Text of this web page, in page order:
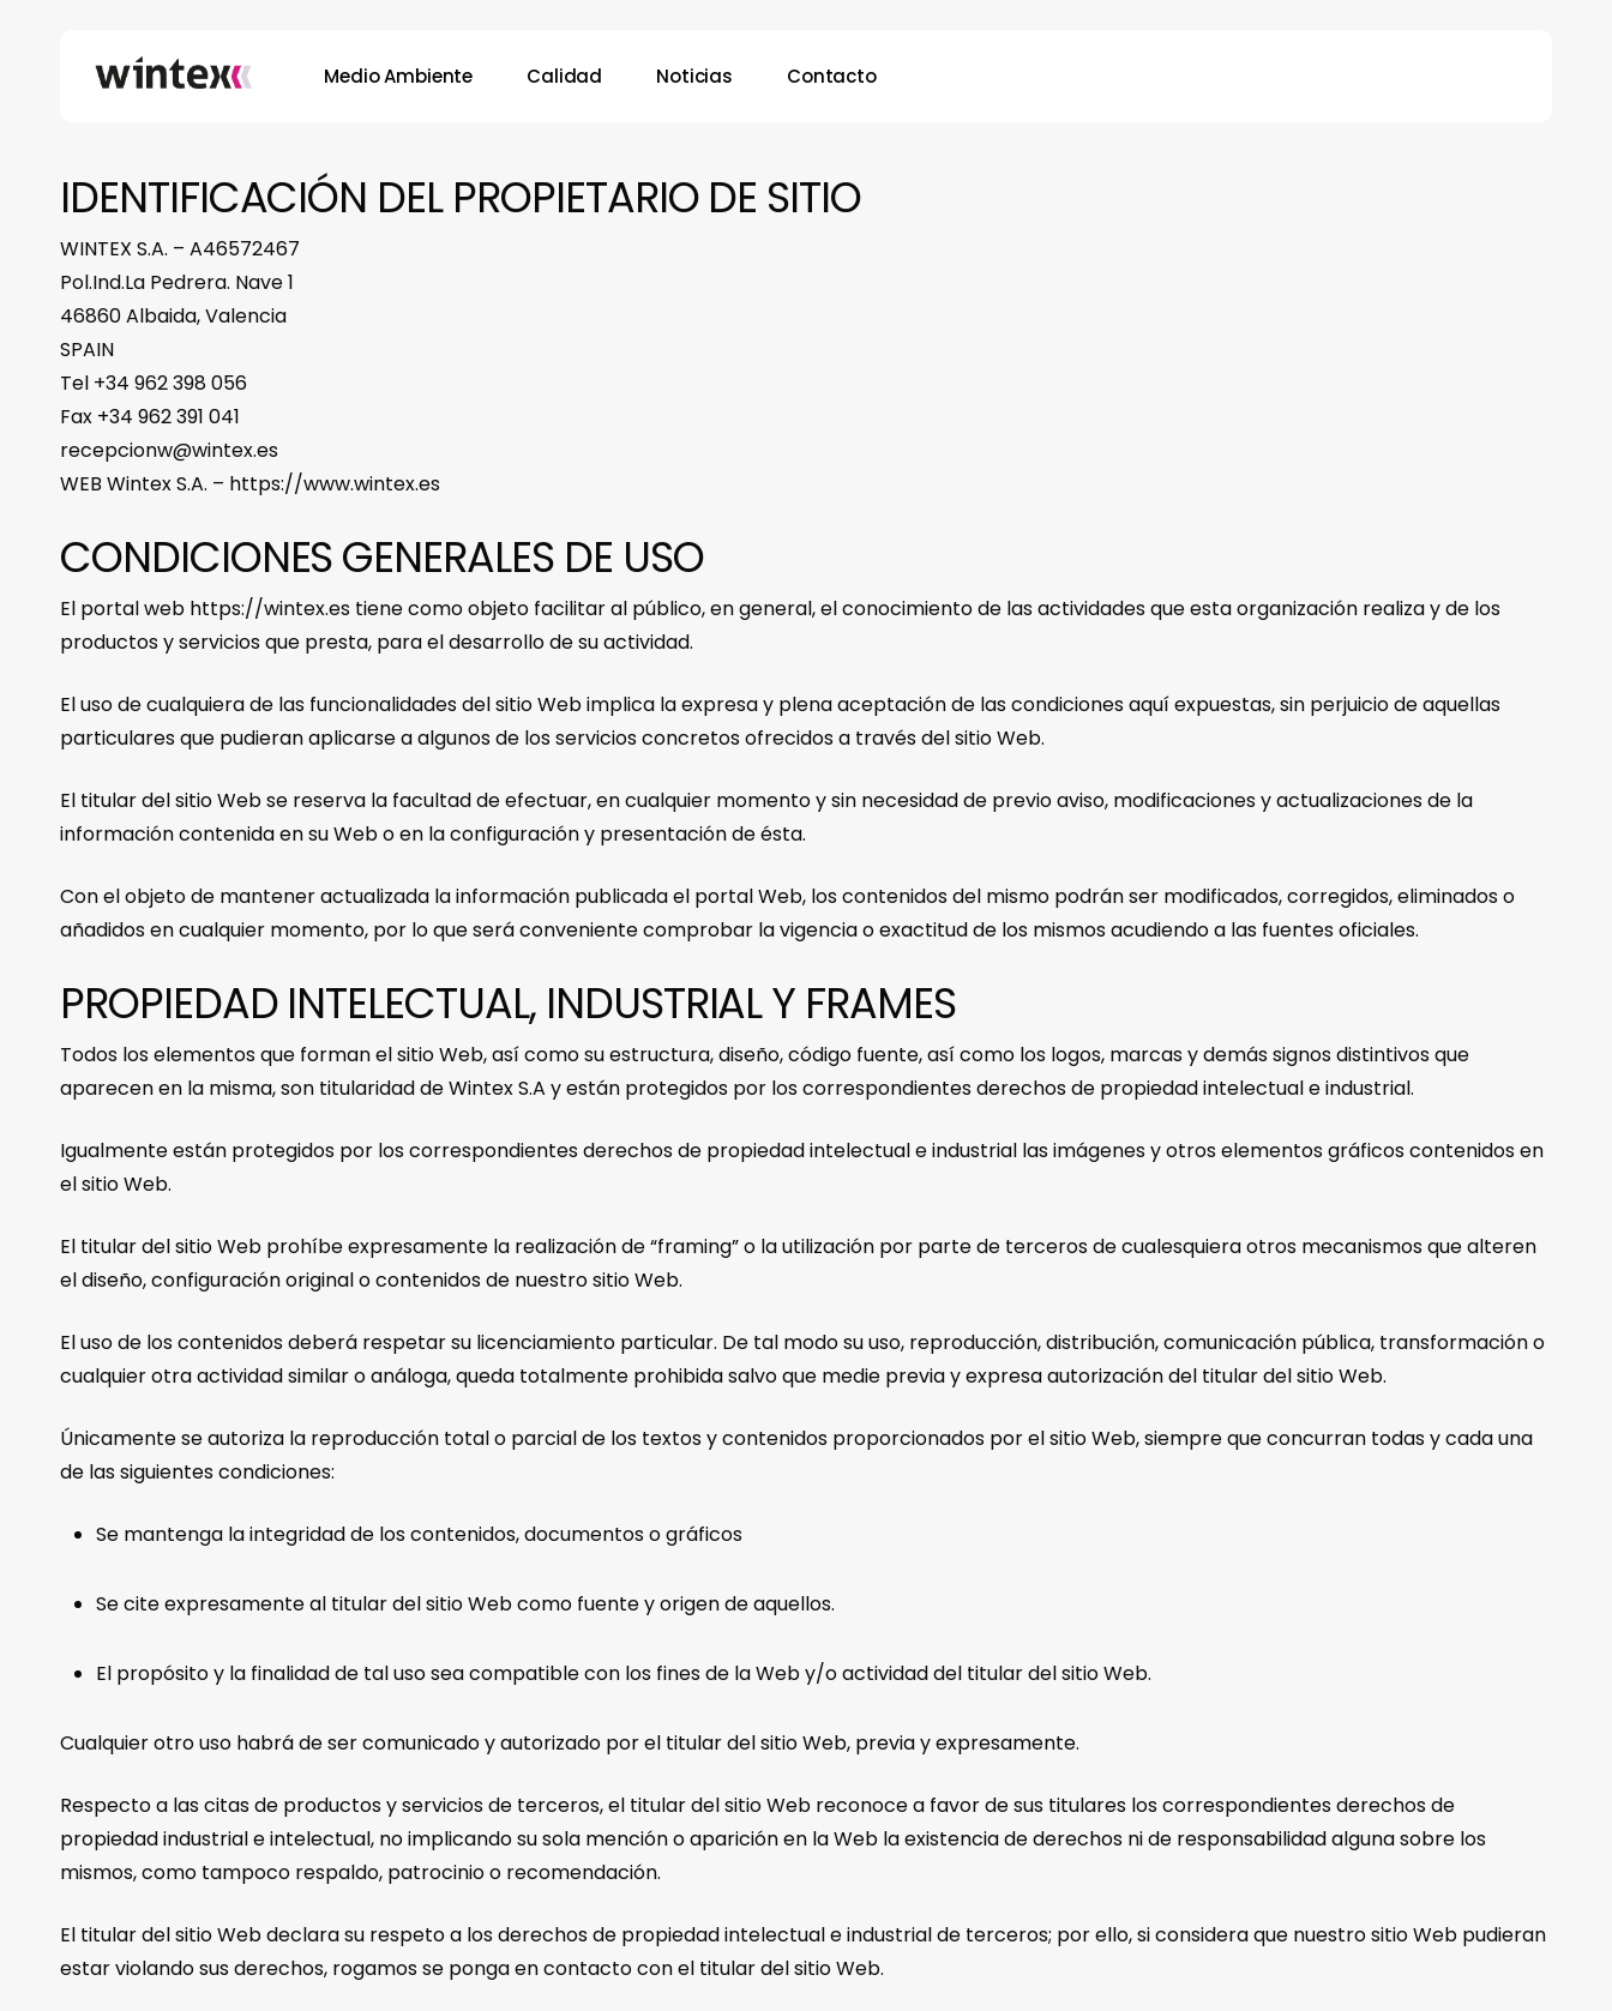
Medio Ambiente Calidad Noticias Contacto
IDENTIFICACIÓN DEL PROPIETARIO DE SITIO
WINTEX S.A. – A46572467
Pol.Ind.La Pedrera. Nave 1
46860 Albaida, Valencia
SPAIN
Tel +34 962 398 056
Fax +34 962 391 041
recepcionw@wintex.es
WEB Wintex S.A. – https://www.wintex.es
CONDICIONES GENERALES DE USO
El portal web https://wintex.es tiene como objeto facilitar al público, en general, el conocimiento de las actividades que esta organización realiza y de los
productos y servicios que presta, para el desarrollo de su actividad.
El uso de cualquiera de las funcionalidades del sitio Web implica la expresa y plena aceptación de las condiciones aquí expuestas, sin perjuicio de aquellas
particulares que pudieran aplicarse a algunos de los servicios concretos ofrecidos a través del sitio Web.
El titular del sitio Web se reserva la facultad de efectuar, en cualquier momento y sin necesidad de previo aviso, modificaciones y actualizaciones de la
información contenida en su Web o en la configuración y presentación de ésta.
Con el objeto de mantener actualizada la información publicada el portal Web, los contenidos del mismo podrán ser modificados, corregidos, eliminados o
añadidos en cualquier momento, por lo que será conveniente comprobar la vigencia o exactitud de los mismos acudiendo a las fuentes oficiales.
PROPIEDAD INTELECTUAL, INDUSTRIAL Y FRAMES
Todos los elementos que forman el sitio Web, así como su estructura, diseño, código fuente, así como los logos, marcas y demás signos distintivos que
aparecen en la misma, son titularidad de Wintex S.A y están protegidos por los correspondientes derechos de propiedad intelectual e industrial.
Igualmente están protegidos por los correspondientes derechos de propiedad intelectual e industrial las imágenes y otros elementos gráficos contenidos en
el sitio Web.
El titular del sitio Web prohíbe expresamente la realización de “framing” o la utilización por parte de terceros de cualesquiera otros mecanismos que alteren
el diseño, configuración original o contenidos de nuestro sitio Web.
El uso de los contenidos deberá respetar su licenciamiento particular. De tal modo su uso, reproducción, distribución, comunicación pública, transformación o
cualquier otra actividad similar o análoga, queda totalmente prohibida salvo que medie previa y expresa autorización del titular del sitio Web.
Únicamente se autoriza la reproducción total o parcial de los textos y contenidos proporcionados por el sitio Web, siempre que concurran todas y cada una
de las siguientes condiciones:
Se mantenga la integridad de los contenidos, documentos o gráficos
Se cite expresamente al titular del sitio Web como fuente y origen de aquellos.
El propósito y la finalidad de tal uso sea compatible con los fines de la Web y/o actividad del titular del sitio Web.
Cualquier otro uso habrá de ser comunicado y autorizado por el titular del sitio Web, previa y expresamente.
Respecto a las citas de productos y servicios de terceros, el titular del sitio Web reconoce a favor de sus titulares los correspondientes derechos de
propiedad industrial e intelectual, no implicando su sola mención o aparición en la Web la existencia de derechos ni de responsabilidad alguna sobre los
mismos, como tampoco respaldo, patrocinio o recomendación.
El titular del sitio Web declara su respeto a los derechos de propiedad intelectual e industrial de terceros; por ello, si considera que nuestro sitio Web pudieran
estar violando sus derechos, rogamos se ponga en contacto con el titular del sitio Web.